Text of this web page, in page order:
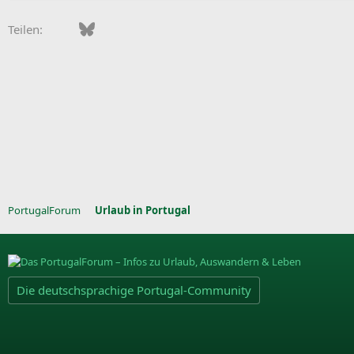
Teilen: FacebookBluesky
PortugalForum Urlaub in Portugal
Die deutschsprachige Portugal-Community